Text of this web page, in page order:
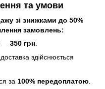
та умови
зі знижками до 50%
замовлень:
— 350 грн
доставка здійснюється
за 100% передоплатою